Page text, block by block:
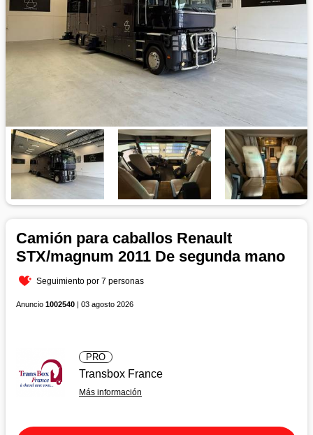
Camión para caballos Renault
STX/magnum 2011 De segunda mano
Seguimiento por 7 personas
Anuncio 1002540 | 03 agosto 2026
PRO
Transbox France
Más información